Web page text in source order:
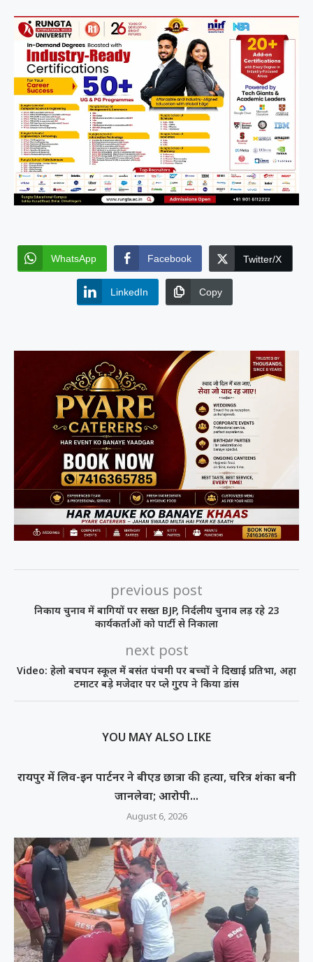
WhatsApp Facebook Twitter/X
LinkedIn Copy
previous post
निकाय चुनाव में बागियों पर सख्त BJP, निर्दलीय चुनाव लड़ रहे 23
कार्यकर्ताओं को पार्टी से निकाला
next post
Video: हेलो बचपन स्कूल में बसंत पंचमी पर बच्चों ने दिखाई प्रतिभा, अहा
टमाटर बड़े मजेदार पर प्ले गु्रप ने किया डांस
YOU MAY ALSO LIKE
रायपुर में लिव-इन पार्टनर ने बीएड छात्रा की हत्या, चरित्र शंका बनी
जानलेवा; आरोपी...
August 6, 2026